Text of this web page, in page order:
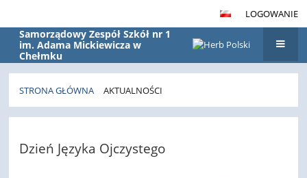
LOGOWANIE
Samorządowy Zespół Szkół nr 1
im. Adama Mickiewicza w
Chełmku
STRONA GŁÓWNA AKTUALNOŚCI
Dzień Języka Ojczystego